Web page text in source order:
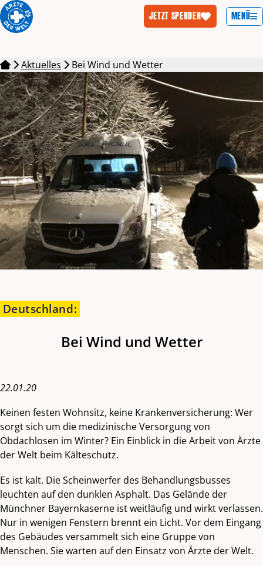
JETZT SPENDEN MENÜ
Aktuelles
Bei Wind und Wetter
Deutschland:
Bei Wind und Wetter
22.01.20
Keinen festen Wohnsitz, keine Krankenversicherung: Wer
sorgt sich um die medizinische Versorgung von
Obdachlosen im Winter? Ein Einblick in die Arbeit von Ärzte
der Welt beim Kälteschutz.
Es ist kalt. Die Scheinwerfer des Behandlungsbusses
leuchten auf den dunklen Asphalt. Das Gelände der
Münchner Bayernkaserne ist weitläufig und wirkt verlassen.
Nur in wenigen Fenstern brennt ein Licht. Vor dem Eingang
des Gebäudes versammelt sich eine Gruppe von
Menschen. Sie warten auf den Einsatz von Ärzte der Welt.